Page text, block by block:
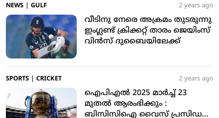
NEWS GULF 2 years ago
വീടിനു നേരെ അക്രമം തുടരുന്നു
ഇംഗ്ലണ്ട് ക്രിക്കറ്റ് താരം ജെയിംസ്
വിന്‍സ് ദുബൈയിലേക്ക്
SPORTS CRICKET 2 years ago
ഐപിഎൽ 2025 മാർച്ച് 23
മുതൽ ആരംഭിക്കും :
ബിസിസിഐ വൈസ് പ്രസിഡൻ്റ്